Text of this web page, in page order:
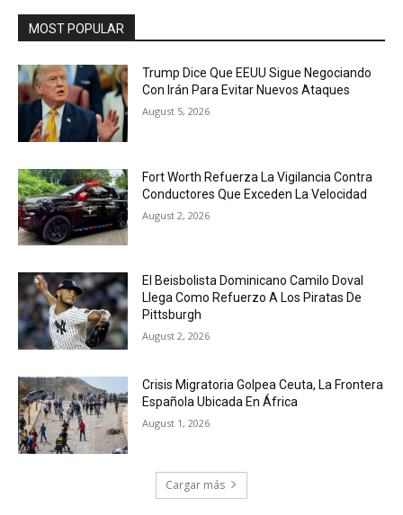
MOST POPULAR
Trump Dice Que EEUU Sigue Negociando
Con Irán Para Evitar Nuevos Ataques
August 5, 2026
Fort Worth Refuerza La Vigilancia Contra
Conductores Que Exceden La Velocidad
August 2, 2026
El Beisbolista Dominicano Camilo Doval
Llega Como Refuerzo A Los Piratas De
Pittsburgh
August 2, 2026
Crisis Migratoria Golpea Ceuta, La Frontera
Española Ubicada En África
August 1, 2026
Cargar más